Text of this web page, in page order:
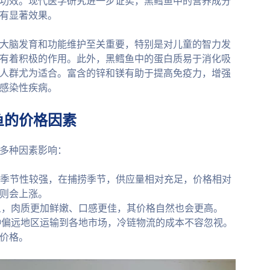
显著效果。
脑发育和功能维护至关重要，特别是对儿童的智力发
着积极的作用。此外，黑鳕鱼中的蛋白质易于消化吸
群尤为适合。富含的锌和镁有助于提高免疫力，增强
染性疾病。
价格因素
种因素影响：
节性较强，在捕捞季节，供应量相对充足，价格相对
会上涨。
肉质更加鲜嫩、口感更佳，其价格自然也会更高。
远地区运输到各地市场，冷链物流的成本不容忽视。
格。